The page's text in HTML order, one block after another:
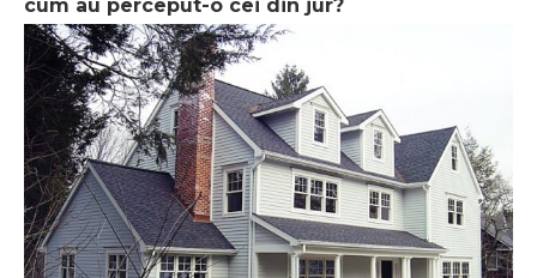
cum au perceput-o cei din jur?